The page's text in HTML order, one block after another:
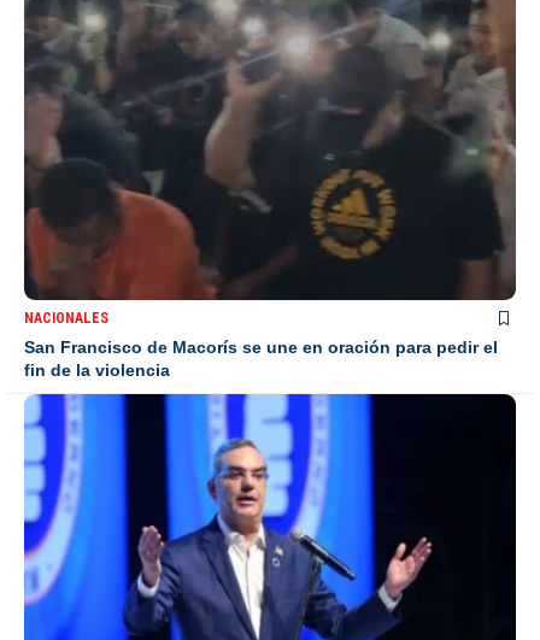
NACIONALES
San Francisco de Macorís se une en oración para pedir el
fin de la violencia